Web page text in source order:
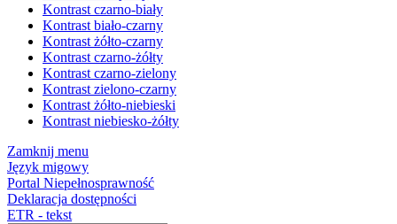
Kontrast czarno-biały
Kontrast biało-czarny
Kontrast żółto-czarny
Kontrast czarno-żółty
Kontrast czarno-zielony
Kontrast zielono-czarny
Kontrast żółto-niebieski
Kontrast niebiesko-żółty
Zamknij menu
Język migowy
Portal Niepełnosprawność
Deklaracja dostępności
ETR - tekst